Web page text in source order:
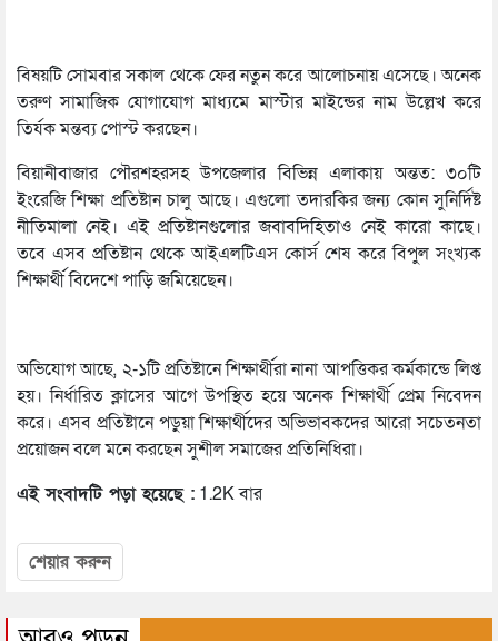
বিষয়টি সোমবার সকাল থেকে ফের নতুন করে আলোচনায় এসেছে। অনেক
তরুণ সামাজিক যোগাযোগ মাধ্যমে মাস্টার মাইন্ডের নাম উল্লেখ করে
তির্যক মন্তব্য পোস্ট করছেন।
বিয়ানীবাজার পৌরশহরসহ উপজেলার বিভিন্ন এলাকায় অন্তত: ৩০টি
ইংরেজি শিক্ষা প্রতিষ্টান চালু আছে। এগুলো তদারকির জন্য কোন সুনির্দিষ্ট
নীতিমালা নেই। এই প্রতিষ্টানগুলোর জবাবদিহিতাও নেই কারো কাছে।
তবে এসব প্রতিষ্টান থেকে আইএলটিএস কোর্স শেষ করে বিপুল সংখ্যক
শিক্ষার্থী বিদেশে পাড়ি জমিয়েছেন।
অভিযোগ আছে, ২-১টি প্রতিষ্টানে শিক্ষার্থীরা নানা আপত্তিকর কর্মকান্ডে লিপ্ত
হয়। নির্ধারিত ক্লাসের আগে উপস্থিত হয়ে অনেক শিক্ষার্থী প্রেম নিবেদন
করে। এসব প্রতিষ্টানে পড়ুয়া শিক্ষার্থীদের অভিভাবকদের আরো সচেতনতা
প্রয়োজন বলে মনে করছেন সুশীল সমাজের প্রতিনিধিরা।
এই সংবাদটি পড়া হয়েছে : 1.2K বার
শেয়ার করুন